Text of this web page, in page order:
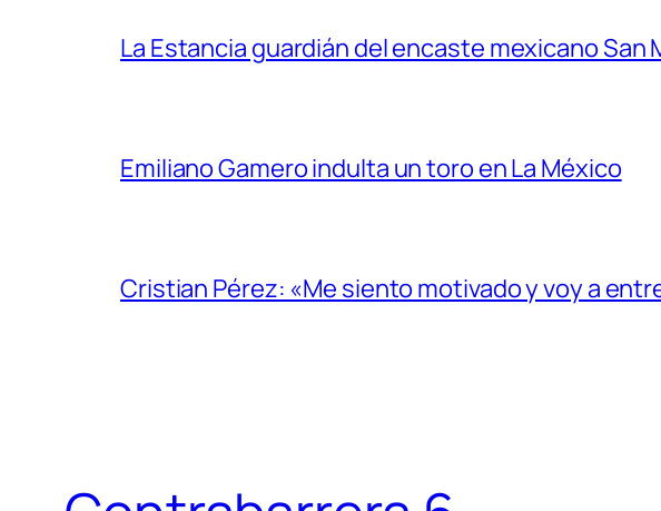
La Estancia guardián del encaste mexicano San
Emiliano Gamero indulta un toro en La México
Cristian Pérez: «Me siento motivado y voy a